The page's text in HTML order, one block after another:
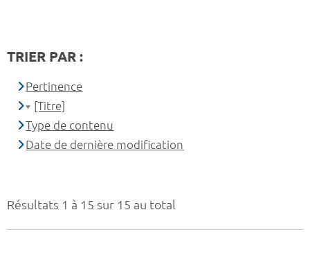
Résultats 1 à 15 sur 15 au total
TRIER PAR :
Pertinence
[Titre]
Type de contenu
Date de dernière modification